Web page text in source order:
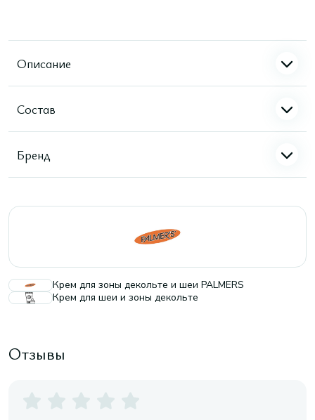
Описание
Состав
Бренд
Крем для зоны декольте и шеи PALMERS
Крем для шеи и зоны декольте
Отзывы